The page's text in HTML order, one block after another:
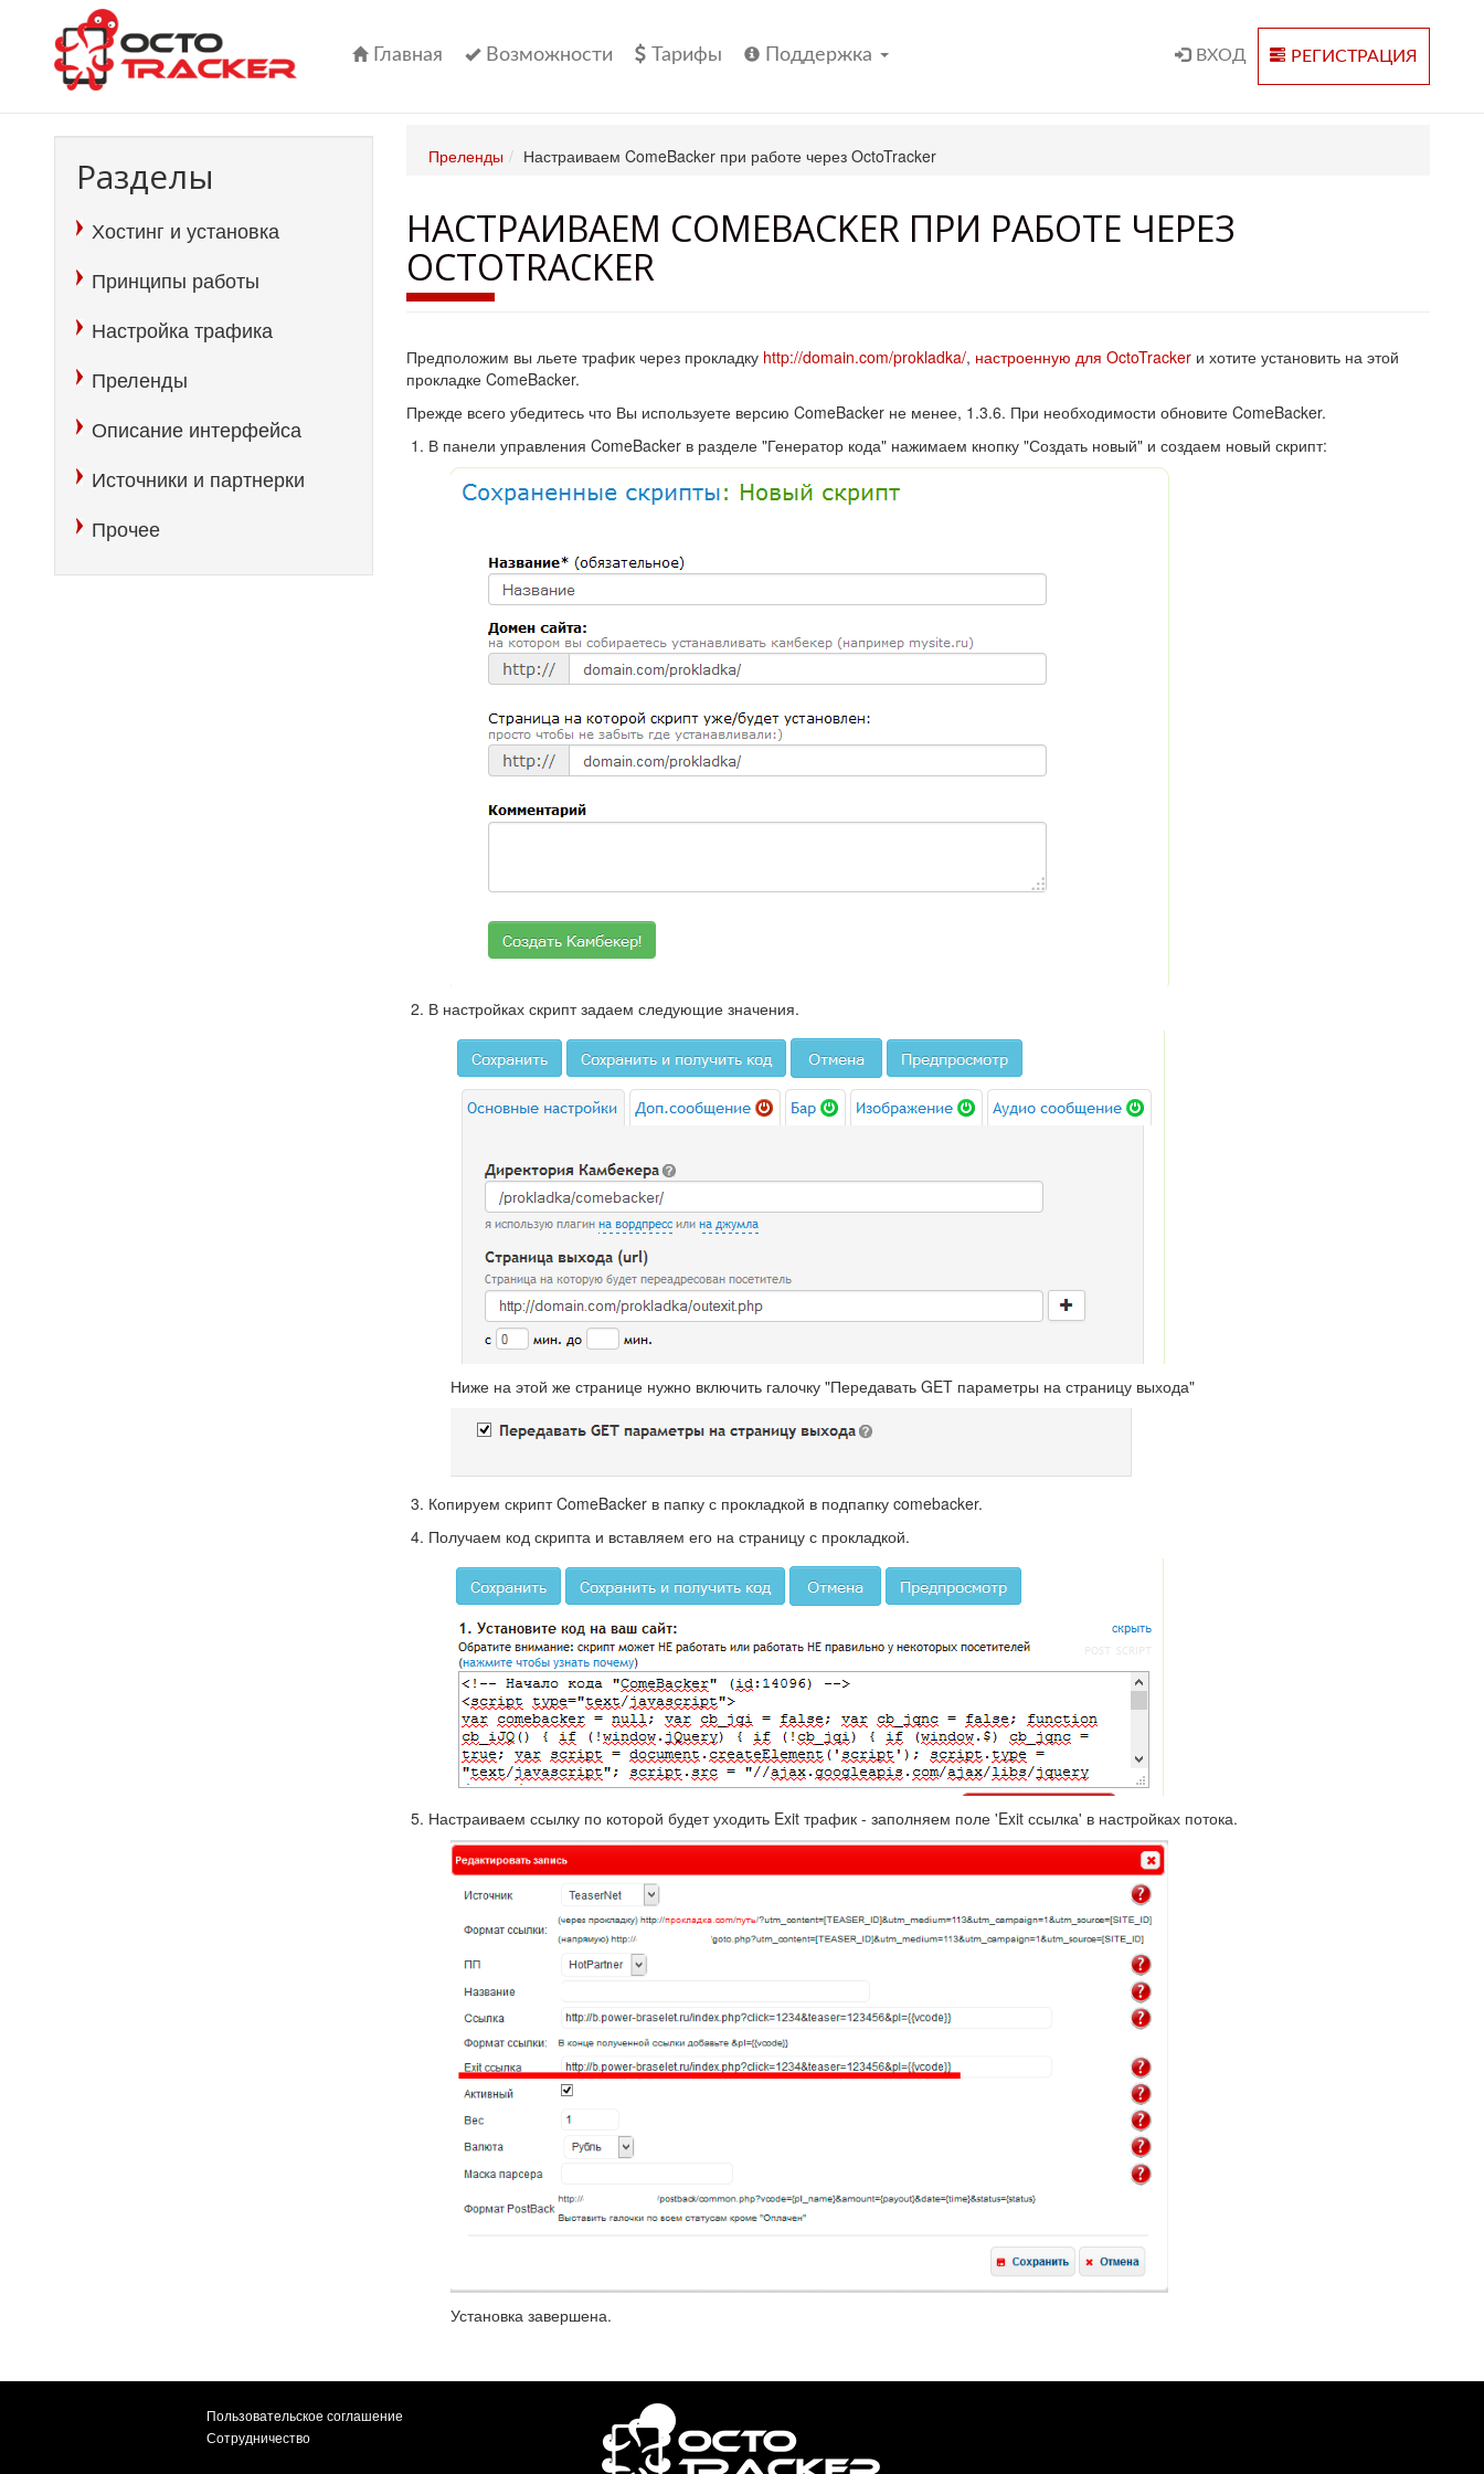
основному
содержанию
Главная Возможности Тарифы Поддержка ВХОД РЕГИСТРАЦИЯ
Разделы
Хостинг и установка
Принципы работы
Настройка трафика
Преленды
Описание интерфейса
Источники и партнерки
Прочее
Преленды Настраиваем ComeBacker при работе через OctoTracker
НАСТРАИВАЕМ COMEBACKER ПРИ РАБОТЕ ЧЕРЕЗ
OCTOTRACKER
Предположим вы льете трафик через прокладку http://domain.com/prokladka/, настроенную для OctoTrackerи хотите установить на этой
прокладке ComeBacker.
Прежде всего убедитесь что Вы используете версию ComeBacker не менее, 1.3.6. При необходимости обновите ComeBacker.
В панели управления ComeBacker в разделе "Генератор кода" нажимаем кнопку "Создать новый" и создаем новый скрипт:
В настройках скрипт задаем следующие значения.
Ниже на этой же странице нужно включить галочку "Передавать GET параметры на страницу выхода"
Копируем скрипт ComeBacker в папку с прокладкой в подпапку comebacker.
Получаем код скрипта и вставляем его на страницу с прокладкой.
Настраиваем ссылку по которой будет уходить Exit трафик - заполняем поле 'Exit ссылка' в настройках потока.
Установка завершена.
Пользовательское соглашение
Сотрудничество